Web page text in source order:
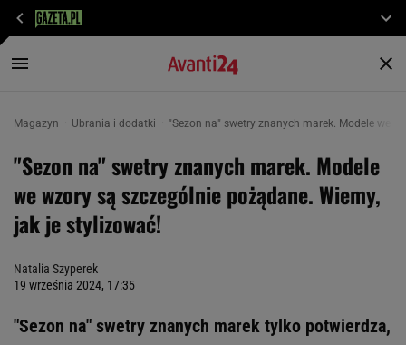
Magazyn Ubrania i dodatki "Sezon na" swetry znanych marek. Modele we
"Sezon na" swetry znanych marek. Modele
we wzory są szczególnie pożądane. Wiemy,
jak je stylizować!
Natalia Szyperek
19 września 2024, 17:35
"Sezon na" swetry znanych marek tylko potwierdza,